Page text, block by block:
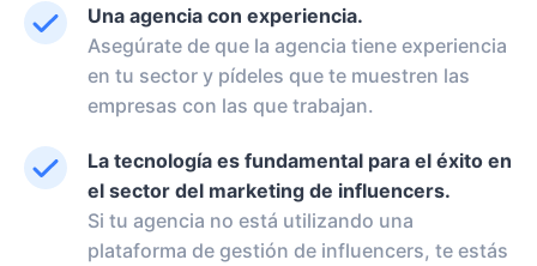
Una agencia con experiencia.
Asegúrate de que la agencia tiene experiencia
en tu sector y pídeles que te muestren las
empresas con las que trabajan.
La tecnología es fundamental para el éxito en
el sector del marketing de influencers.
Si tu agencia no está utilizando una
plataforma de gestión de influencers, te estás